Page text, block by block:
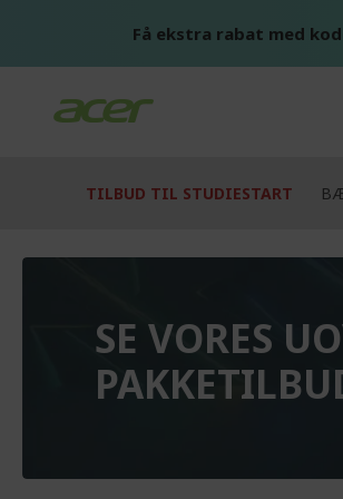
Få ekstra rabat med
TILBUD TIL STUDIESTART
SE VORES